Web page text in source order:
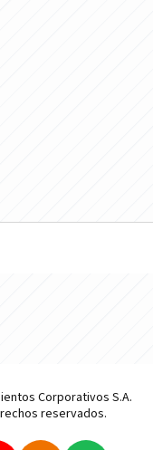
Corporativos S.A.
reservados.